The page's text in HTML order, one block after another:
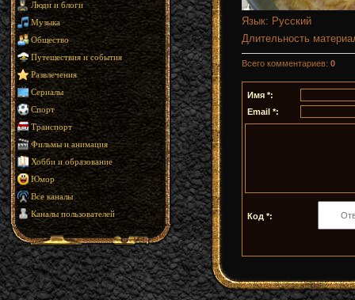
Люди и блоги
Музыка
Общество
Путешествия и события
Развлечения
Сериалы
Спорт
Транспорт
Фильмы и анимация
Хобби и образование
Юмор
Все каналы
Каналы пользователей
Язык: Русский
Длительность
Всего комментариев: 0
Имя *:
Email *:
Код *: